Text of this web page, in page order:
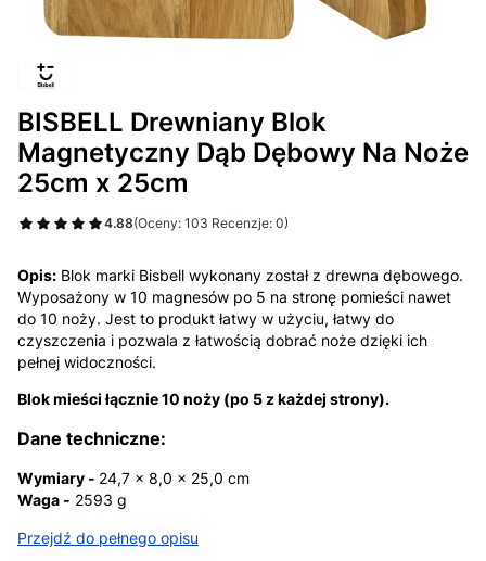
BISBELL Drewniany Blok
Magnetyczny Dąb Dębowy Na Noże
25cm x 25cm
4.88(Oceny: 103 Recenzje: 0)
Opis: Blok marki Bisbell wykonany został z drewna dębowego.
Wyposażony w 10 magnesów po 5 na stronę pomieści nawet
do 10 noży. Jest to produkt łatwy w użyciu, łatwy do
czyszczenia i pozwala z łatwością dobrać noże dzięki ich
pełnej widoczności.
Blok mieści łącznie 10 noży (po 5 z każdej strony).
Dane techniczne:
Wymiary - 24,7 x 8,0 x 25,0 cm
Waga - 2593 g
Przejdź do pełnego opisu